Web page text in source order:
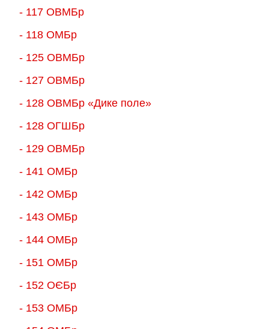
- 117 ОВМБр
- 118 ОМБр
- 125 ОВМБр
- 127 ОВМБр
- 128 ОВМБр «Дике поле»
- 128 ОГШБр
- 129 ОВМБр
- 141 ОМБр
- 142 ОМБр
- 143 ОМБр
- 144 ОМБр
- 151 ОМБр
- 152 ОЄБр
- 153 ОМБр